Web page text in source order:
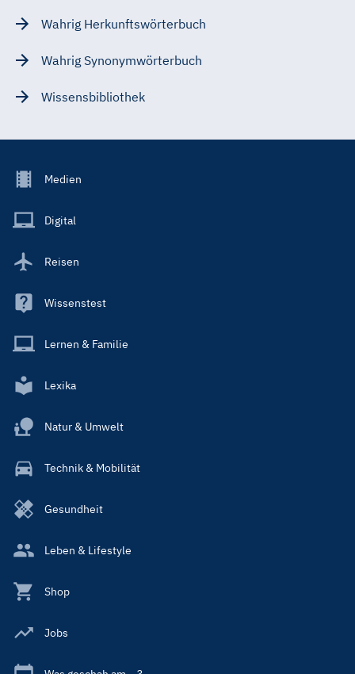
Wahrig Herkunftswörterbuch
Wahrig Synonymwörterbuch
Wissensbibliothek
Footer
Main
Medien
Digital
Reisen
Wissenstest
Lernen & Familie
Lexika
Natur & Umwelt
Technik & Mobilität
Gesundheit
Leben & Lifestyle
Shop
Jobs